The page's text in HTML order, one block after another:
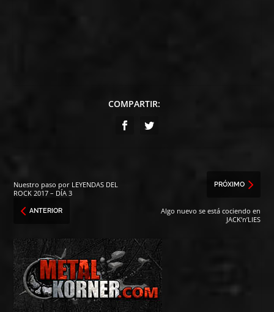
COMPARTIR:
Nuestro paso por LEYENDAS DEL
ROCK 2017 – DÍA 3
ANTERIOR
PRÓXIMO
Algo nuevo se está cociendo en
JACK’n’LIES